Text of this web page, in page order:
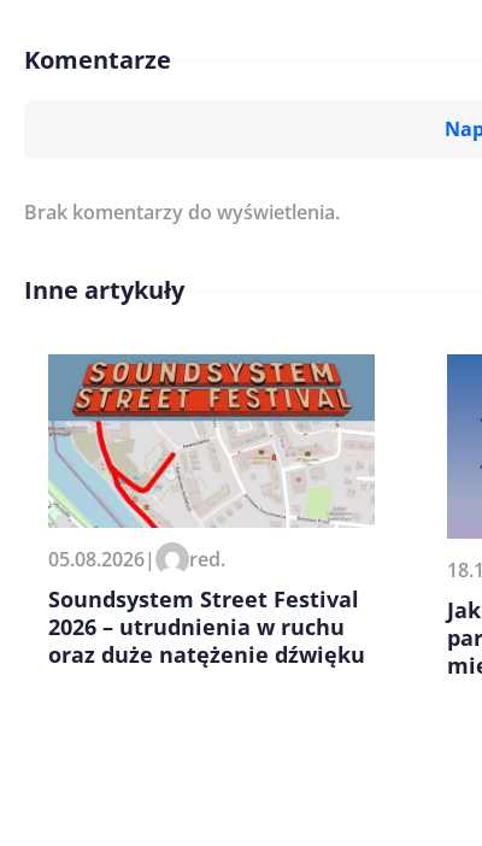
Komentarze
Imię/ Nick*
Zapamiętaj moje dane
kolejnych komentarzy.
Brak komentarzy do wyświetlenia.
Inne artykuły
05.08.2026| red.
Soundsystem Street Festival
2026 – utrudnienia w ruchu
oraz duże natężenie dźwięku